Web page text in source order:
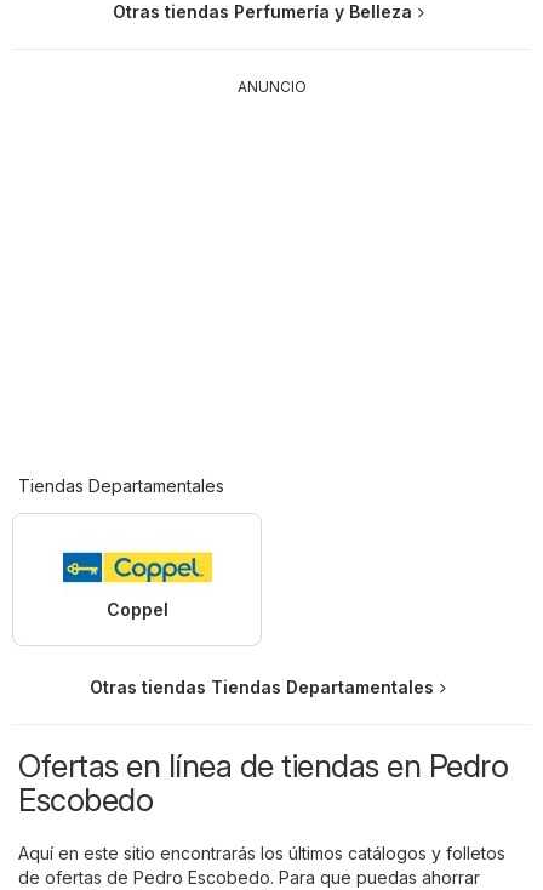
Otras tiendas Perfumería y Belleza
ANUNCIO
Tiendas Departamentales
Coppel
Otras tiendas Tiendas Departamentales
Ofertas en línea de tiendas en Pedro
Escobedo
Aquí en este sitio encontrarás los últimos catálogos y folletos
de ofertas de Pedro Escobedo. Para que puedas ahorrar